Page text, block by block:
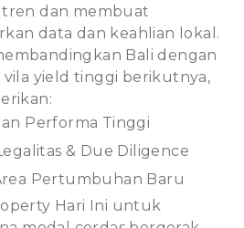
dan membuat
data dan keahlian lokal.
Bali dengan
yield tinggi berikutnya,
Performa Tinggi
& Due Diligence
Pertumbuhan Baru
Hari Ini untuk